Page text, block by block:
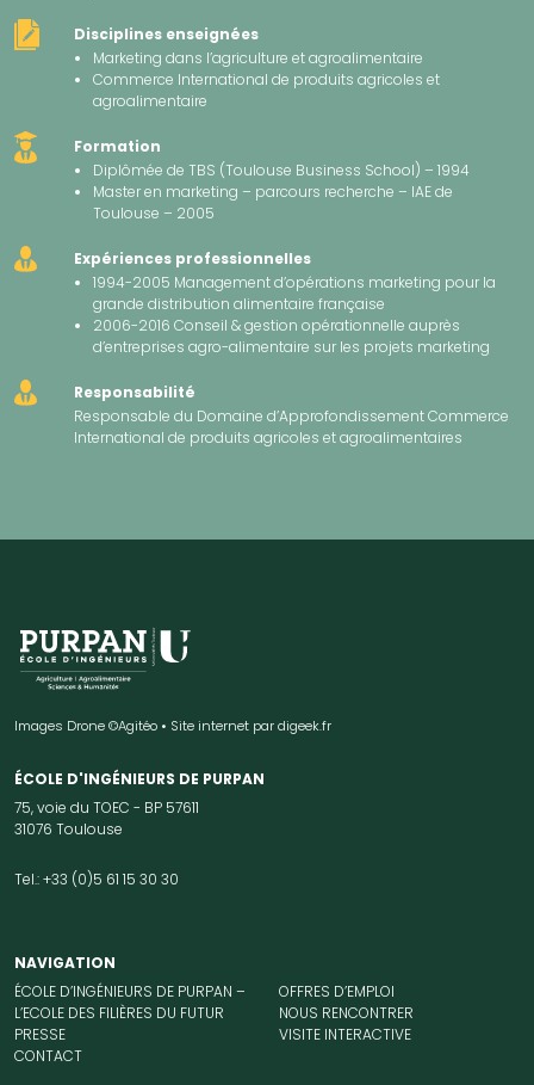
Disciplines enseignées
Marketing dans l’agriculture et agroalimentaire
Commerce International de produits agricoles et
agroalimentaire
Formation
Diplômée de TBS (Toulouse Business School) – 1994
Master en marketing – parcours recherche – IAE de
Toulouse – 2005
Expériences professionnelles
1994-2005 Management d’opérations marketing pour la
grande distribution alimentaire française
2006-2016 Conseil & gestion opérationnelle auprès
d’entreprises agro-alimentaire sur les projets marketing
Responsabilité
Responsable du Domaine d’Approfondissement Commerce
International de produits agricoles et agroalimentaires
Images Drone ©Agitéo • Site internet pardigeek.fr
ÉCOLE D'INGÉNIEURS DE PURPAN
75, voie du TOEC - BP 57611
31076 Toulouse
Tel.: +33 (0)5 61 15 30 30
NAVIGATION
ÉCOLE D’INGÉNIEURS DE PURPAN –
L’ECOLE DES FILIÈRES DU FUTUR
PRESSE
CONTACT
OFFRES D’EMPLOI
NOUS RENCONTRER
VISITE INTERACTIVE